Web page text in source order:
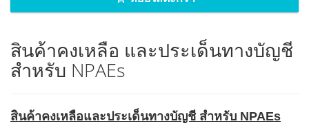
สินค้าคงเหลือ และประเด็นทางบัญชี
สำหรับ NPAEs
สินค้าคงเหลือและประเด็นทางบัญชี สำหรับ NPAEs